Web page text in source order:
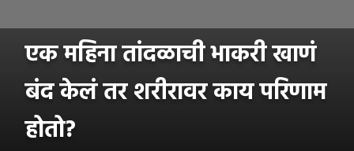
एक महिना तांदळाची भाकरी खाणं
बंद केलं तर शरीरावर काय परिणाम
होतो?